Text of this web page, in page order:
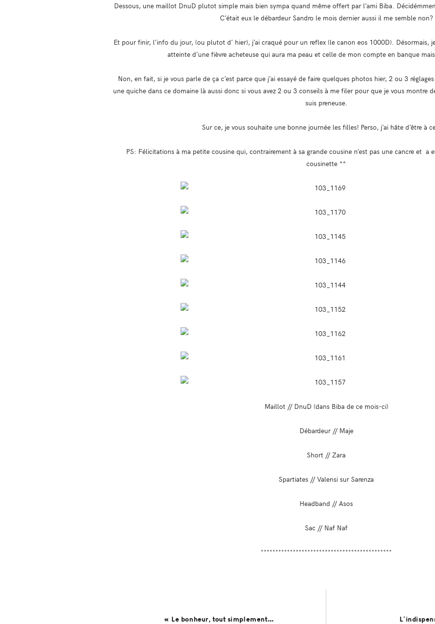
Dessous, une maillot DnuD plutot simple mais bien sympa quand même offert par l’ami Biba.
C’était eux le débardeur Sandro le mois dernier aussi il me semble non?
Et pour finir, l’info du jour, (ou plutot d’ hier), j’ai craqué pour un reflex (le canon eos 1000D). Désormais,
atteinte d’une fièvre acheteuse qui aura ma peau et celle de mon compte en banque
Non, en fait, si je vous parle de ça c’est parce que j’ai essayé de faire quelques photos hier, 2 ou 3
une quiche dans ce domaine là aussi donc si vous avez 2 ou 3 conseils à me filer pour que je vous montre
suis preneuse.
Sur ce, je vous souhaite une bonne journée les filles! Perso, j’ai hâte d’être à
PS: Félicitations à ma petite cousine qui, contrairement à sa grande cousine n’est pas une cancre et a
cousinette ^^
Maillot // DnuD (dans Biba de ce mois-ci)
Débardeur // Maje
Short // Zara
Spartiates // Valensi sur Sarenza
Headband // Asos
Sac // Naf Naf
*********************************************
« Le bonheur, tout simplement…